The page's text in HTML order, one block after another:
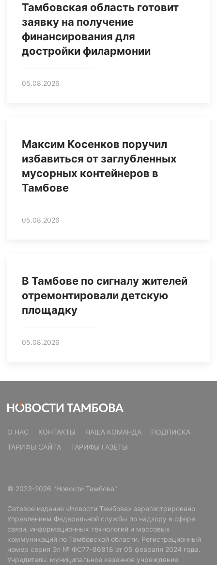
Тамбовская область готовит
заявку на получение
финансирования для
достройки филармонии
05.08.2026
Максим Косенков поручил
избавиться от заглубленных
мусорных контейнеров в
Тамбове
05.08.2026
В Тамбове по сигналу жителей
отремонтировали детскую
площадку
05.08.2026
О НАС КОНТАКТЫ НАША КОМАНДА
ПОДПИСКА
ТАРИФЫ САЙТА
ТАРИФЫ ГАЗЕТЫ
© 2023-2026 "Новости Тамбова"
Сетевое издание «Новости Тамбова» зарегистрировано
Управлением Федеральной службы по надзору в сфере
связи, информационных технологий и массовых
коммуникаций по Тамбовской области. Регистрационный
номер серия Эл № ФС77-86818 от 05 февраля 2024 года.
Учредитель: муниципальное казенное учреждение